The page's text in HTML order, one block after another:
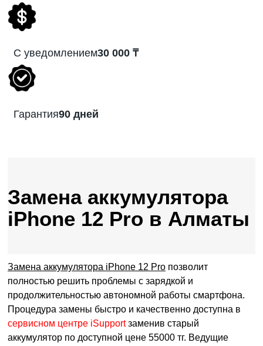
С уведомлением30 000 ₸
Гарантия90 дней
Замена аккумулятора
iPhone 12 Pro в Алматы
Замена аккумулятора iPhone 12 Pro позволит
полностью решить проблемы с зарядкой и
продолжительностью автономной работы смартфона.
Процедура замены быстро и качественно доступна в
сервисном центре iSupportзаменив старый
аккумулятор по доступной цене 55000 тг. Ведущие